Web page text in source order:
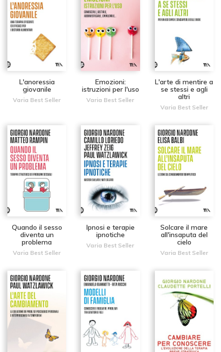
L'anoressia
giovanile
Varia Best Seller
Emozioni:
istruzioni per l'uso
Varia Best Seller
L'arte di mentire a
se stessi e agli
altri
Varia Best Seller
Quando il sesso
diventa un
problema
Varia Best Seller
Ipnosi e terapie
ipnotiche
Varia Best Seller
Solcare il mare
all'insaputa del
cielo
Varia Best Seller